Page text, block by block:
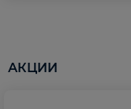
АКЦИИ